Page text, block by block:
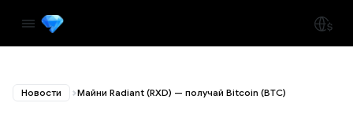
Новости Майни Radiant (RXD) — получай Bitcoin (BTC)